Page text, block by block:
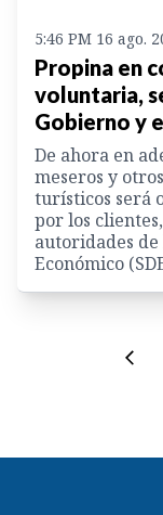
5:46 PM 16 ago.
Propina en
voluntaria,
Gobierno y
De ahora en
meseros y
turísticos será
por los
autoridades
Económico